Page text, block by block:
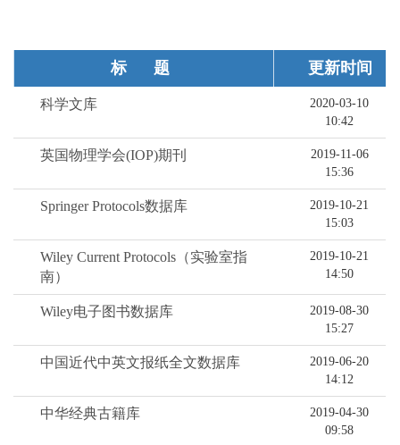
标题 更新时间
科学文库
2020-03-10
10:42
英国物理学会(IOP)期刊
2019-11-06
15:36
Springer Protocols数据库
2019-10-21
15:03
Wiley Current Protocols（实验室指
南）
2019-10-21
14:50
Wiley电子图书数据库
2019-08-30
15:27
中国近代中英文报纸全文数据库
2019-06-20
14:12
中华经典古籍库
2019-04-30
09:58